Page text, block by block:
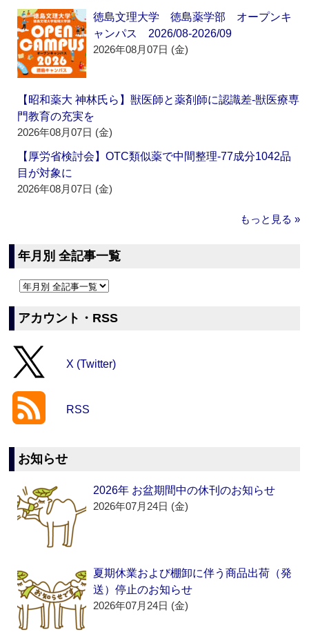
徳島文理大学 徳島薬学部 オープンキ
ャンパス 2026/08-2026/09
2026年08月07日 (金)
【昭和薬大 神林氏ら】獣医師と薬剤師に認識差‐獣医療専
門教育の充実を
2026年08月07日 (金)
【厚労省検討会】OTC類似薬で中間整理‐77成分1042品
目が対象に
2026年08月07日 (金)
もっと見る »
年月別 全記事一覧
アカウント・RSS
X (Twitter)
RSS
お知らせ
2026年 お盆期間中の休刊のお知らせ
2026年07月24日 (金)
夏期休業および棚卸に伴う商品出荷（発
送）停止のお知らせ
2026年07月24日 (金)